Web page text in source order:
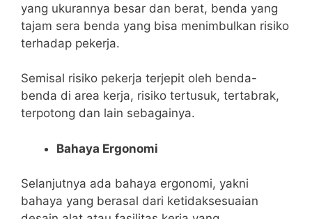
yang ukurannya besar dan berat, benda yang
tajam sera benda yang bisa menimbulkan risiko
terhadap pekerja.
Semisal risiko pekerja terjepit oleh benda-
benda di area kerja, risiko tertusuk, tertabrak,
terpotong dan lain sebagainya.
Bahaya Ergonomi
Selanjutnya ada bahaya ergonomi, yakni
bahaya yang berasal dari ketidaksesuaian